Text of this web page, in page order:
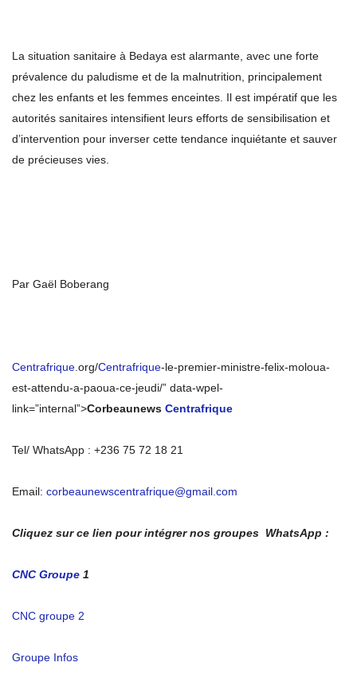
La situation sanitaire à Bedaya est alarmante, avec une forte
prévalence du paludisme et de la malnutrition, principalement
chez les enfants et les femmes enceintes. Il est impératif que les
autorités sanitaires intensifient leurs efforts de sensibilisation et
d’intervention pour inverser cette tendance inquiétante et sauver
de précieuses vies.
Par Gaël Boberang
Centrafrique.org/Centrafrique-le-premier-ministre-felix-moloua-
est-attendu-a-paoua-ce-jeudi/” data-wpel-
link=”internal”>Corbeaunews Centrafrique
Tel/ WhatsApp : +236 75 72 18 21
Email: corbeaunewscentrafrique@gmail.com
Cliquez sur ce lien pour intégrer nos groupes WhatsApp :
CNC Groupe 1
CNC groupe 2
Groupe Infos